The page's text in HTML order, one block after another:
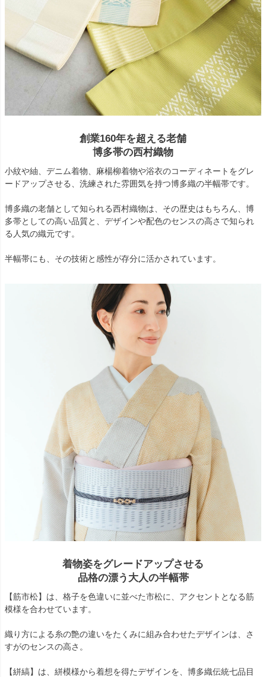
創業160年を超える老舗
博多帯の西村織物
小紋や紬、デニム着物、麻楊柳着物や浴衣のコーディネートをグレ
ードアップさせる、洗練された雰囲気を持つ博多織の半幅帯です。
博多織の老舗として知られる西村織物は、その歴史はもちろん、博
多帯としての高い品質と、デザインや配色のセンスの高さで知られ
る人気の織元です。
半幅帯にも、その技術と感性が存分に活かされています。
着物姿をグレードアップさせる
品格の漂う大人の半幅帯
【筋市松】は、格子を色違いに並べた市松に、アクセントとなる筋
模様を合わせています。
織り方による糸の艶の違いをたくみに組み合わせたデザインは、さ
すがのセンスの高さ。
【絣縞】は、絣模様から着想を得たデザインを、博多織伝統七品目